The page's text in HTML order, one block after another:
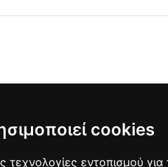
cookies
τεχνολογίες εντοπισμού για